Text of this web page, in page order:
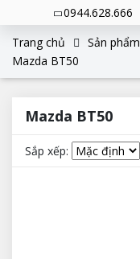
0944.628.666
Trang chủ
Sản phẩm
Mazda BT50
Mazda BT50
Sắp xếp: